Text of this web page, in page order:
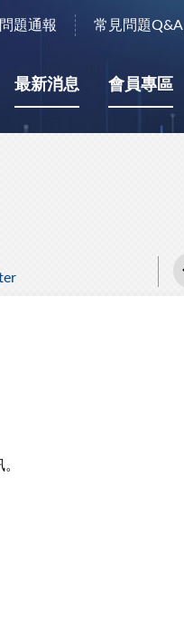
問題通報 常見問題Q&A
最新消息 會員專區